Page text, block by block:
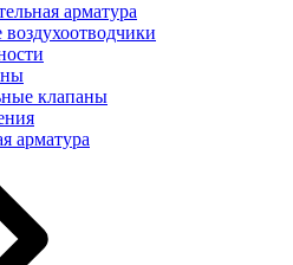
арматура
клапаны
арматура